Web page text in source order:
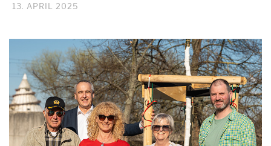
13. APRIL 2025